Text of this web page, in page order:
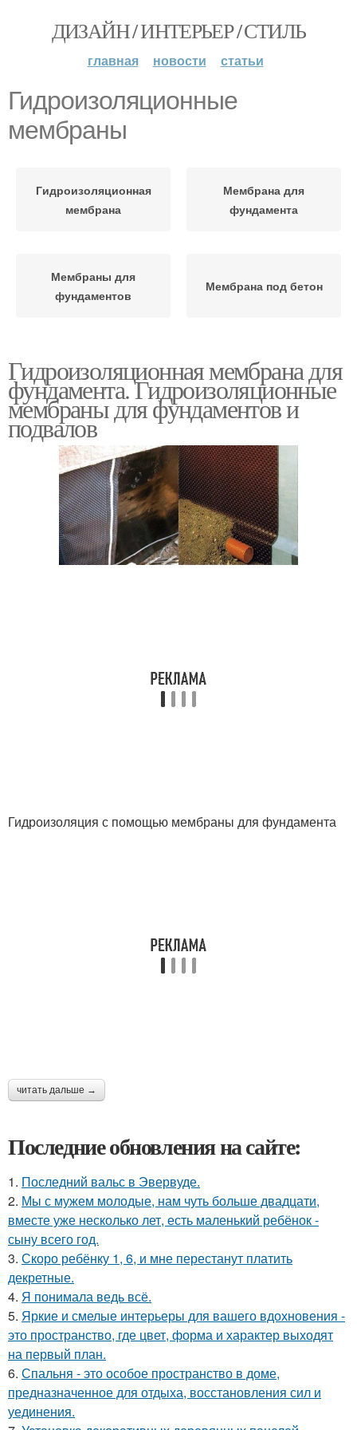
ДИЗАЙН / ИНТЕРЬЕР / СТИЛЬ
главная новости статьи
Гидроизоляционные
мембраны
Гидроизоляционная
мембрана
Мембрана для
фундамента
Мембраны для
фундаментов
Мембрана под бетон
Гидроизоляционная мембрана для
фундамента. Гидроизоляционные
мембраны для фундаментов и
подвалов
Гидроизоляция с помощью мембраны для фундамента
читать дальше →
Последние обновления на сайте:
1. Последний вальс в Эвервуде.
2. Мы с мужем молодые, нам чуть больше двадцати,
вместе уже несколько лет, есть маленький ребёнок -
сыну всего год.
3. Скоро ребёнку 1, 6, и мне перестанут платить
декретные.
4. Я понимала ведь всё.
5. Яркие и смелые интерьеры для вашего вдохновения -
это пространство, где цвет, форма и характер выходят
на первый план.
6. Спальня - это особое пространство в доме,
предназначенное для отдыха, восстановления сил и
уединения.